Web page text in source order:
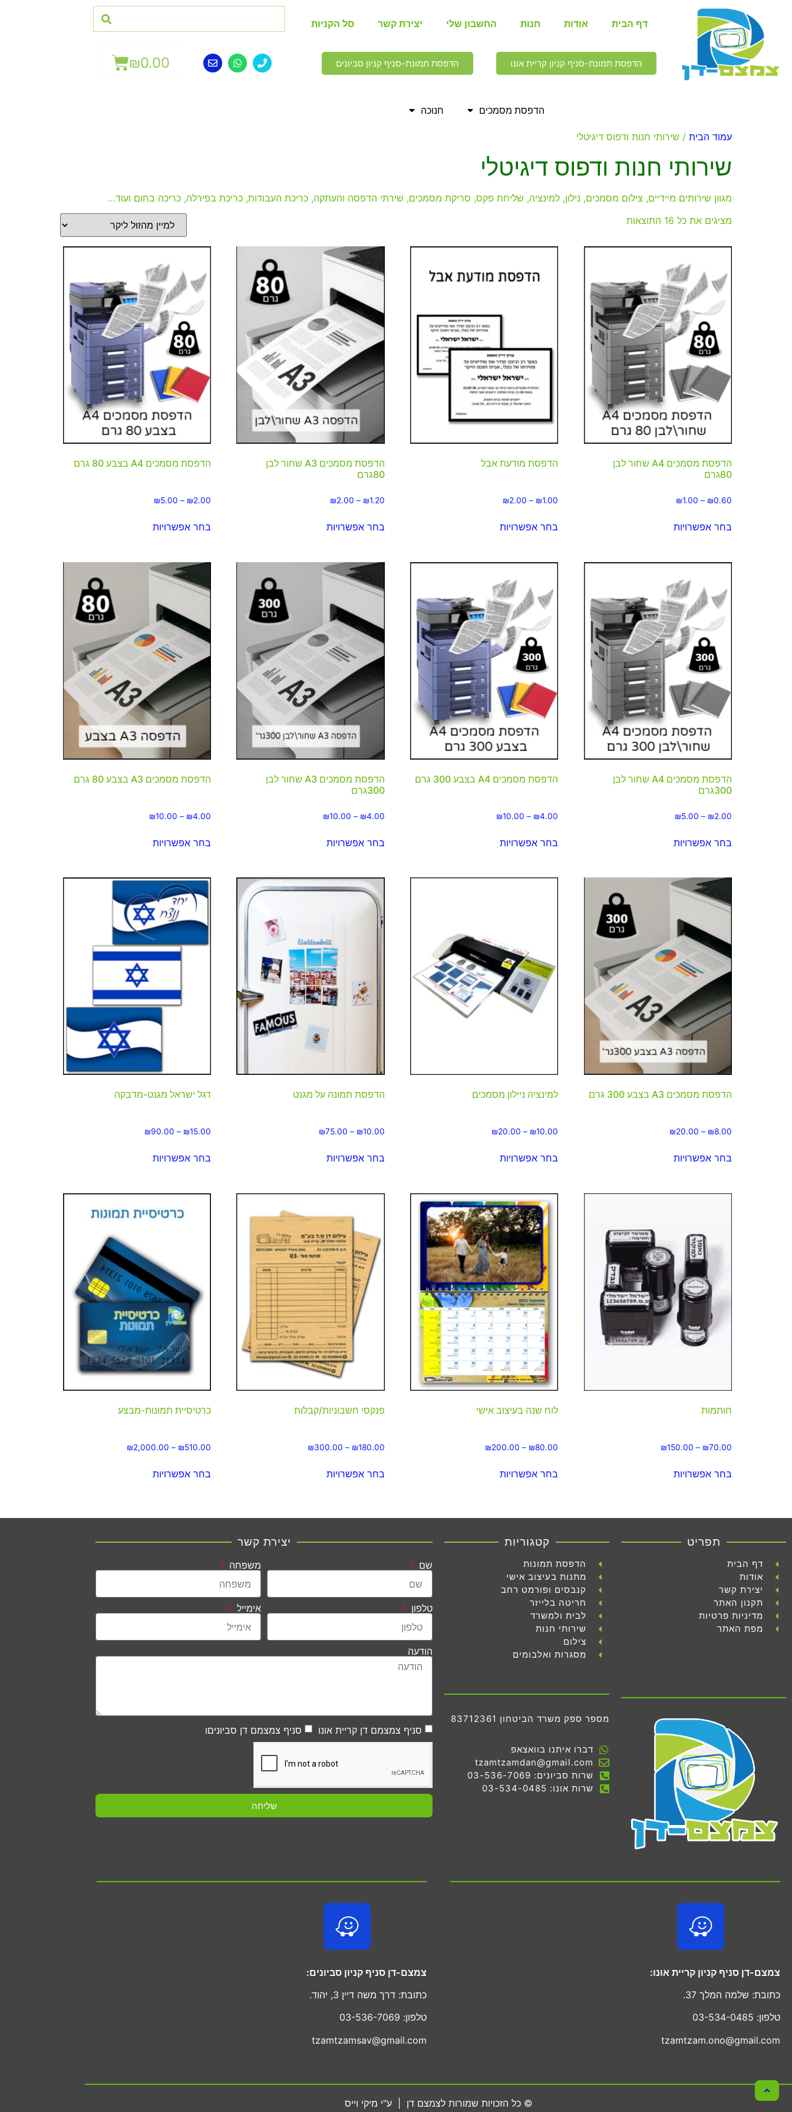
דף הבית אודות חנות החשבון שלי יצירת קשר סל הקניות
הדפסת תמונת-סניף קניון קריית אונו הדפסת תמונת-סניף קניון סביונים ₪0.00
הדפסת מסמכים חנוכה
עמוד הבית / שירותי חנות ודפוס דיגיטלי
שירותי חנות ודפוס דיגיטלי
מגוון שירותים מיידיים, צילום מסמכים, נילון, למינציה, שליחת פקס, סריקת מסמכים, שירתי הדפסה והעתקה, כריכת העבודות, כריכת בפירלה, כריכה בחום ועוד…
מציגים את כל ⁦16⁩ התוצאות
הדפסת מסמכים A4 שחור לבן
80גרם
₪0.60
–
₪1.00
בחר אפשרויות
הדפסת מודעת אבל
₪1.00
–
₪2.00
בחר אפשרויות
הדפסת מסמכים A3 שחור לבן
80גרם
₪1.20
–
₪2.00
בחר אפשרויות
הדפסת מסמכים A4 בצבע 80 גרם
₪2.00
–
₪5.00
בחר אפשרויות
הדפסת מסמכים A4 שחור לבן
300גרם
₪2.00
–
₪5.00
בחר אפשרויות
הדפסת מסמכים A4 בצבע 300 גרם
₪4.00
–
₪10.00
בחר אפשרויות
הדפסת מסמכים A3 שחור לבן
300גרם
₪4.00
–
₪10.00
בחר אפשרויות
הדפסת מסמכים A3 בצבע 80 גרם
₪4.00
–
₪10.00
בחר אפשרויות
הדפסת מסמכים A3 בצבע 300 גרם
₪8.00
–
₪20.00
בחר אפשרויות
למינציה ניילון מסמכים
₪10.00
–
₪20.00
בחר אפשרויות
הדפסת תמונה על מגנט
₪10.00
–
₪75.00
בחר אפשרויות
דגל ישראל מגנט-מדבקה
₪15.00
–
₪90.00
בחר אפשרויות
חותמות
₪70.00
–
₪150.00
בחר אפשרויות
לוח שנה בעיצוב אישי
₪80.00
–
₪200.00
בחר אפשרויות
פנקסי חשבוניות/קבלות
₪180.00
–
₪300.00
בחר אפשרויות
כרטיסיית תמונות-מבצע
₪510.00
–
₪2,000.00
בחר אפשרויות
תפריט
דף הבית
אודות
יצירת קשר
תקנון האתר
מדיניות פרטיות
מפת האתר
קטגוריות
הדפסת תמונות
מתנות בעיצוב אישי
קנבסים ופורמט רחב
חריטה בלייזר
לבית ולמשרד
שירותי חנות
צילום
מסגרות ואלבומים
מספר ספק משרד הביטחון 83712361
דברו איתנו בוואצאפ
tzamtzamdan@gmail.com
שרות סביונים: 03-536-7069
שרות אונו: 03-534-0485
יצירת קשר
שם משפחה
טלפון אימייל
הודעה
סניף צמצמם דן קריית אונו סניף צמצמם דן סביוניםו
שליחה
צמצם-דן סניף קניון קריית אונו:
כתובת: שלמה המלך 37.
טלפון: 03-534-0485
tzamtzam.ono@gmail.com
צמצם-דן סניף קניון סביונים:
כתובת: דרך משה דיין 3, יהוד.
טלפון: 03-536-7069
tzamtzamsav@gmail.com
© כל הזכויות שמורות לצמצם דן | ע"י מיקי וייס